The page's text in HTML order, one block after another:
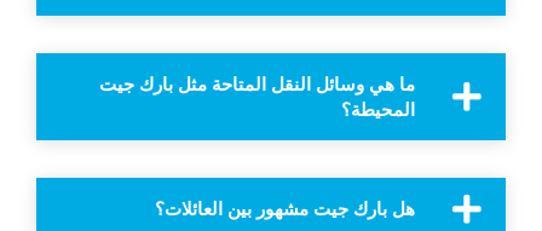
ما هي وسائل النقل المتاحة مثل بارك جيت
المحيطة؟
هل بارك جيت مشهور بين العائلات؟